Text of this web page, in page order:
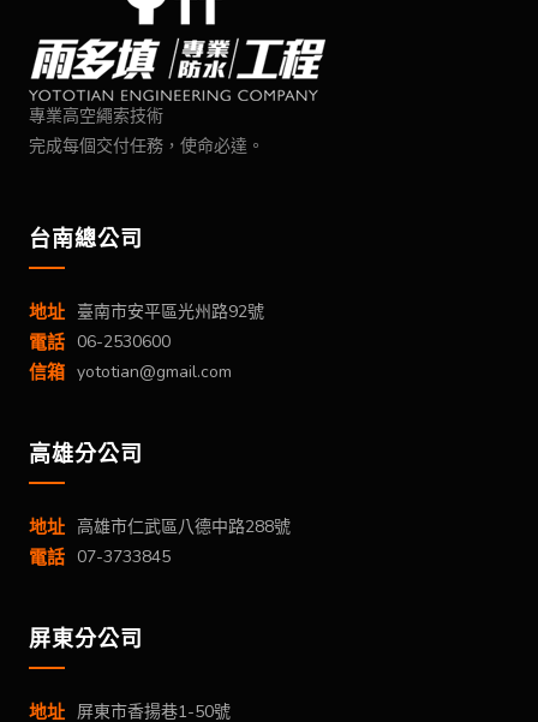
專業高空繩索技術
完成每個交付任務，使命必達。
台南總公司
地址 臺南市安平區光州路92號
電話 06-2530600
信箱 yototian@gmail.com
高雄分公司
地址 高雄市仁武區八德中路288號
電話 07-3733845
屏東分公司
地址 屏東市香揚巷1-50號